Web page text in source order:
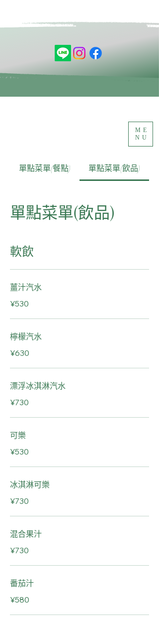
ME
NU
單點菜單(餐點) 單點菜單(飲品)
單點菜單(飲品)
軟飲
薑汁汽水
¥530
檸檬汽水
¥630
漂浮冰淇淋汽水
¥730
可樂
¥530
冰淇淋可樂
¥730
混合果汁
¥730
番茄汁
¥580